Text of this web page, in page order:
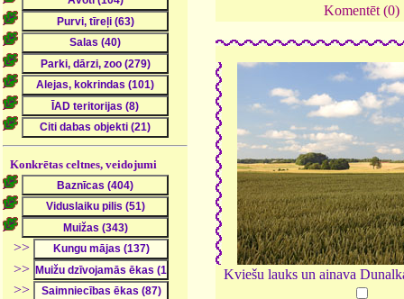
Konkrētas celtnes, veidojumi
>>
>>
>>
Komentēt (0)
Kviešu lauks un ainava